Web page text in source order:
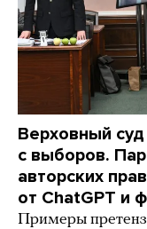
Верховный
с выборов.
авторских
от ChatGPT и
Примеры